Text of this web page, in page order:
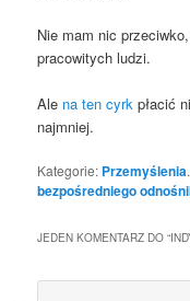
Nie mam nic
pra­co­wi­tych ludzi.
Ale na ten cyrk pła­cić
najmniej.
Kategorie: Przemyślenia
bezpośredniego
JEDEN KOMENTARZ DO “